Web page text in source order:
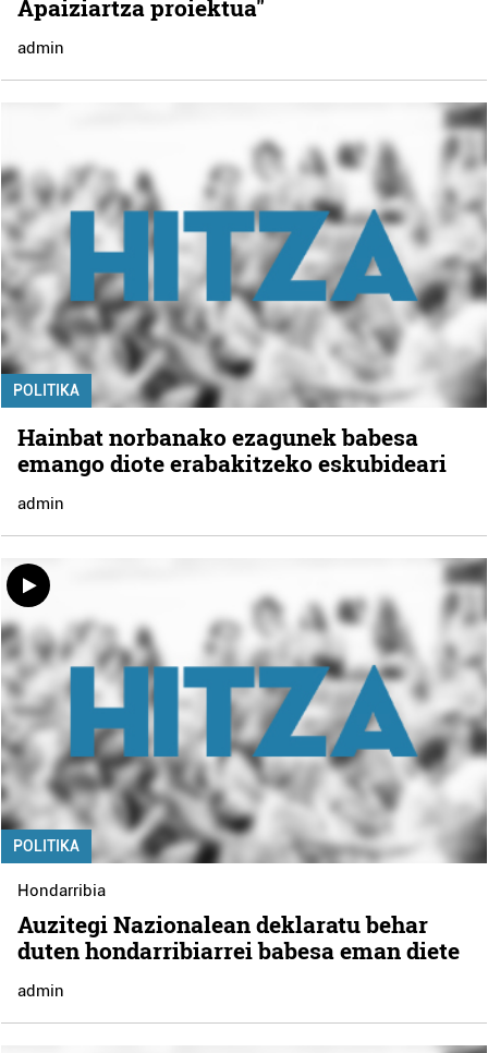
Apaiziartza proiektua"
admin
POLITIKA
Hainbat norbanako ezagunek babesa
emango diote erabakitzeko eskubideari
admin
POLITIKA
Hondarribia
Auzitegi Nazionalean deklaratu behar
duten hondarribiarrei babesa eman diete
admin